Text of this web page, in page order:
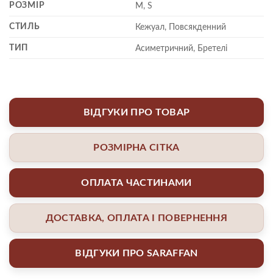
РОЗМІР M, S
СТИЛЬ Кежуал, Повсякденний
ТИП Асиметричний, Бретелі
ВІДГУКИ ПРО ТОВАР
РОЗМІРНА СІТКА
ОПЛАТА ЧАСТИНАМИ
ДОСТАВКА, ОПЛАТА І ПОВЕРНЕННЯ
ВІДГУКИ ПРО SARAFFAN